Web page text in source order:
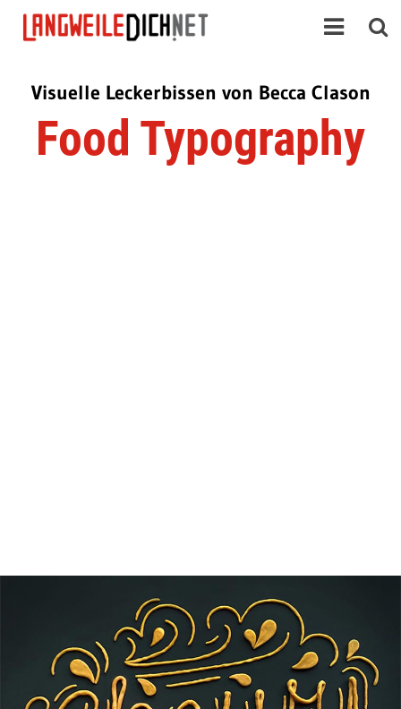
Visuelle Leckerbissen von Becca Clason
Food Typography